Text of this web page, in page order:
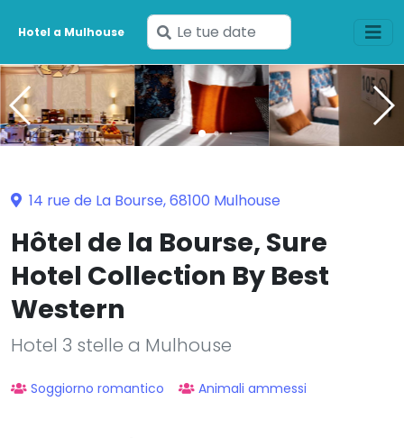
Hotel a Mulhouse
Inserisci
le
tue
date
14 rue de La Bourse, 68100 Mulhouse
Hôtel de la Bourse, Sure
Hotel Collection By Best
Western
Hotel 3 stelle a Mulhouse
Soggiorno romantico Animali ammessi